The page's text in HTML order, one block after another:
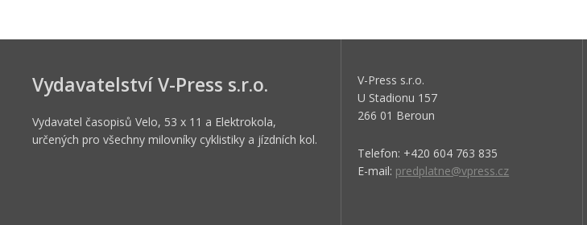
Vydavatelství V-Press s.r.o.
Vydavatel časopisů Velo, 53 x 11 a Elektrokola,
určených pro všechny milovníky cyklistiky a jízdních kol.
V-Press s.r.o.
U Stadionu 157
266 01 Beroun
Telefon: +420 604 763 835
E-mail: predplatne@vpress.cz